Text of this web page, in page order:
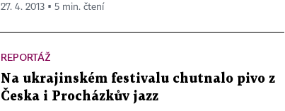
27. 4. 2013 ▪ 5 min. čtení
REPORTÁŽ
Na ukrajinském festivalu chutnalo pivo z
Česka i Procházkův jazz